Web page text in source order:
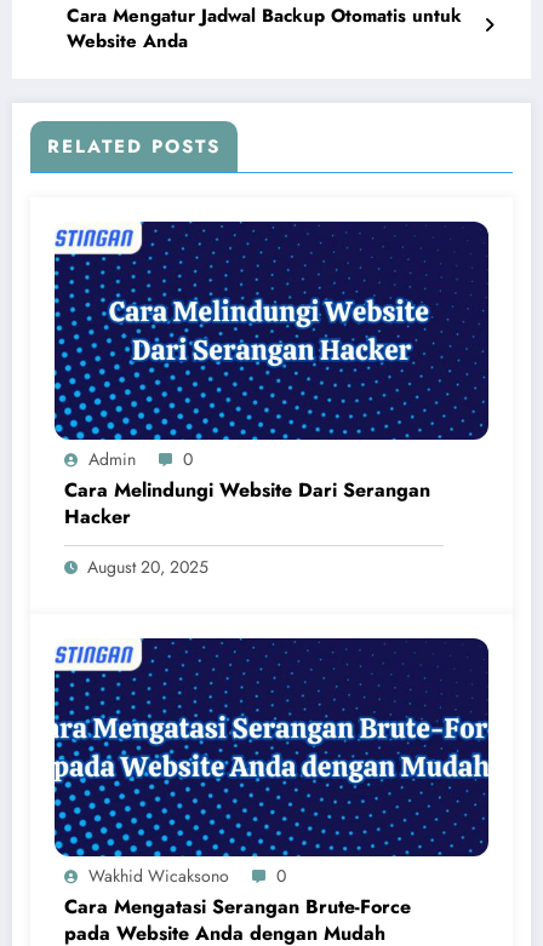
Cara Mengatur Jadwal Backup Otomatis untuk
Website Anda
RELATED POSTS
Admin 0
Cara Melindungi Website Dari Serangan
Hacker
August 20, 2025
Wakhid Wicaksono 0
Cara Mengatasi Serangan Brute-Force
pada Website Anda dengan Mudah